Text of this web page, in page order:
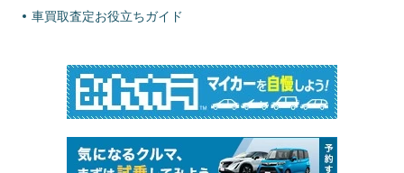
車買取査定お役立ちガイド